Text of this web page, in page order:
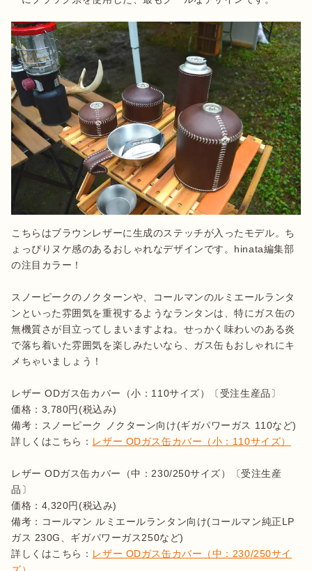
こちらはブラウンレザーに生成のステッチが入ったモデル。ち
ょっぴりヌケ感のあるおしゃれなデザインです。hinata編集部
の注目カラー！
スノーピークのノクターンや、コールマンのルミエールランタ
ンといった雰囲気を重視するようなランタンは、特にガス缶の
無機質さが目立ってしまいますよね。せっかく味わいのある炎
で落ち着いた雰囲気を楽しみたいなら、ガス缶もおしゃれにキ
メちゃいましょう！
レザー ODガス缶カバー（小：110サイズ）〔受注生産品〕
価格：3,780円(税込み)
備考：スノーピーク ノクターン向け(ギガパワーガス 110など)
詳しくはこちら： レザー ODガス缶カバー（小：110サイズ）
レザー ODガス缶カバー（中：230/250サイズ）〔受注生産
品〕
価格：4,320円(税込み)
備考：コールマン ルミエールランタン向け(コールマン純正LP
ガス 230G、ギガパワーガス250など)
詳しくはこちら： レザー ODガス缶カバー（中：230/250サイ